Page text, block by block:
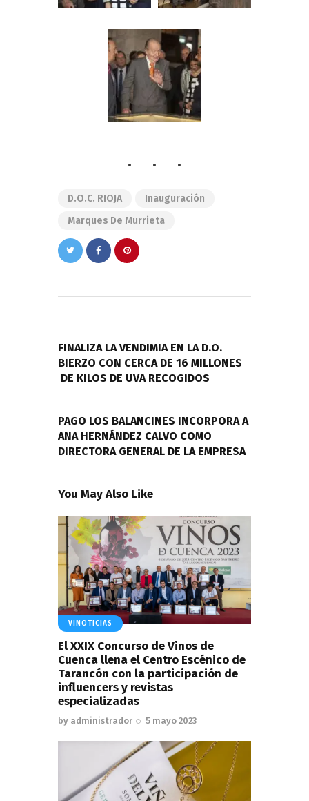
D.O.C. RIOJA
Inauguración
Marques De Murrieta
entradas
FINALIZA LA VENDIMIA EN LA D.O.
BIERZO CON CERCA DE 16 MILLONES
DE KILOS DE UVA RECOGIDOS
PAGO LOS BALANCINES INCORPORA A
ANA HERNÁNDEZ CALVO COMO
DIRECTORA GENERAL DE LA EMPRESA
You May Also Like
VINOTICIAS
El XXIX Concurso de Vinos de
Cuenca llena el Centro Escénico de
Tarancón con la participación de
influencers y revistas
especializadas
by administrador 5 mayo 2023